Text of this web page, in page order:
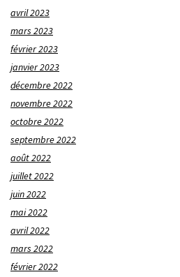
avril 2023
mars 2023
février 2023
janvier 2023
décembre 2022
novembre 2022
octobre 2022
septembre 2022
août 2022
juillet 2022
juin 2022
mai 2022
avril 2022
mars 2022
février 2022